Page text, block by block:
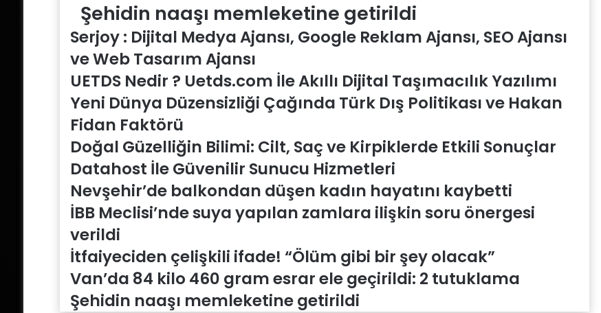
Şehidin naaşı memleketine getirildi
Serjoy : Dijital Medya Ajansı, Google Reklam Ajansı, SEO Ajansı
ve Web Tasarım Ajansı
UETDS Nedir ? Uetds.com İle Akıllı Dijital Taşımacılık Yazılımı
Yeni Dünya Düzensizliği Çağında Türk Dış Politikası ve Hakan
Fidan Faktörü
Doğal Güzelliğin Bilimi: Cilt, Saç ve Kirpiklerde Etkili Sonuçlar
Datahost İle Güvenilir Sunucu Hizmetleri
Nevşehir’de balkondan düşen kadın hayatını kaybetti
İBB Meclisi’nde suya yapılan zamlara ilişkin soru önergesi
verildi
İtfaiyeciden çelişkili ifade! “Ölüm gibi bir şey olacak”
Van’da 84 kilo 460 gram esrar ele geçirildi: 2 tutuklama
Şehidin naaşı memleketine getirildi